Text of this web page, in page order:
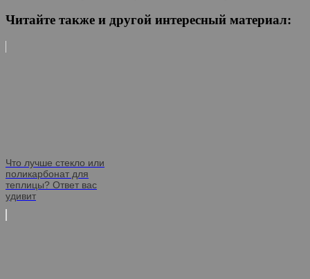
Читайте также и другой интересный материал:
Что лучше стекло или
поликарбонат для
теплицы? Ответ вас
удивит